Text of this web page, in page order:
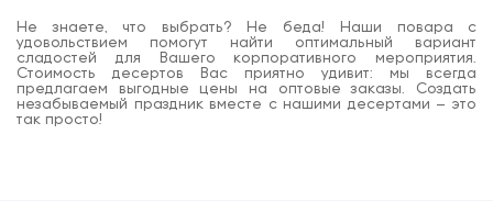
Не знаете, что выбрать? Не беда! Наши повара с
удовольствием помогут найти оптимальный вариант
сладостей для Вашего корпоративного мероприятия.
Стоимость десертов Вас приятно удивит: мы всегда
предлагаем выгодные цены на оптовые заказы. Создать
незабываемый праздник вместе с нашими десертами – это
так просто!